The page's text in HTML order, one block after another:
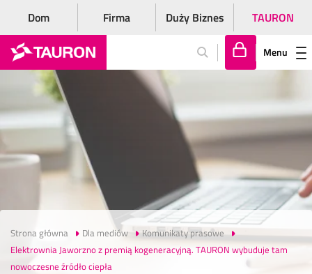
Dom Firma Duży Biznes TAURON
lo
gu
j
ę
Menu
Strona główna Dla mediów
Komunikaty prasowe
Elektrownia Jaworzno z premią kogeneracyjną. TAURON wybuduje tam
nowoczesne źródło ciepła